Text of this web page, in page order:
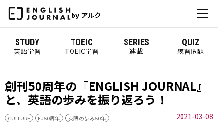
by アルク
STUDY
英語学習
TOEIC
TOEIC学習
SERIES
連載
QUIZ
練習問題
創刊50周年の『ENGLISH JOURNAL』
と、英語の歩みを振り返ろう！
CULTURE EJ50周年 英語の歩み50年 2021-03-08